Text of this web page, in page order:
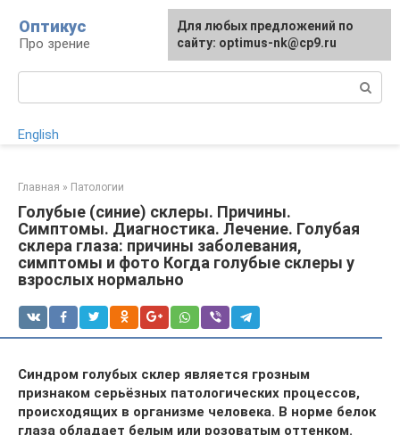
контенту
Оптикус
Про зрение
English
Главная » Патологии
Голубые (синие) склеры. Причины.
Симптомы. Диагностика. Лечение. Голубая
склера глаза: причины заболевания,
симптомы и фото Когда голубые склеры у
взрослых нормально
Синдром голубых склер является грозным
признаком серьёзных патологических процессов,
происходящих в организме человека. В норме белок
глаза обладает белым или розоватым оттенком.
Для любых предложений по
сайту: optimus-nk@cp9.ru